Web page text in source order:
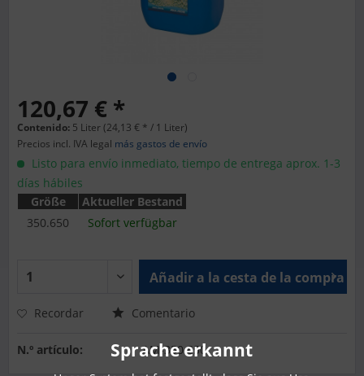
120,67 € *
Contenido: 5 Liter (24,13 € * / 1 Liter)
Precios incl. IVA legal más gastos de envío
Listo para envío inmediato, tiempo de entrega aprox. 1-3
días hábiles
Größe
Aktueller Bestand
350.650
Sofort verfügbar
Añadir a la cesta de la compra
Recordar Comentario
N.º artículo: AM-350.650
Sprache erkannt